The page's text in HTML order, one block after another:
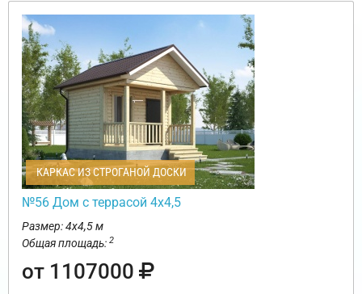
КАРКАС ИЗ СТРОГАНОЙ ДОСКИ
№56 Дом с террасой 4х4,5
Размер: 4х4,5 м
Общая площадь: 2
от 1107000